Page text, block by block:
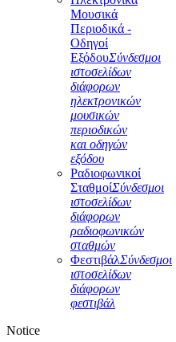
Μουσικά
Περιοδικά -
Οδηγοί
ΕξόδουΣύνδεσμοι
ιστοσελίδων
διάφορων
ηλεκτρονικών
μουσικών
περιοδικών
και οδηγών
εξόδου
Ραδιοφωνικοί
ΣταθμοίΣύνδεσμοι
ιστοσελίδων
διάφορων
ραδιοφωνικών
σταθμών
ΦεστιβάλΣύνδεσμοι
ιστοσελίδων
διάφορων
φεστιβάλ
Notice